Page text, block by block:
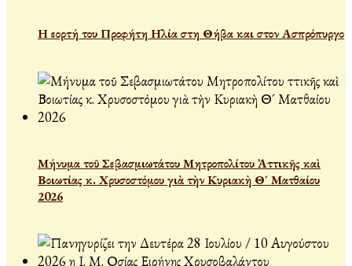
Η εορτή του Προφήτη Ηλία στη Θήβα και στον Ασπρόπυργο
Μήνυμα τοῦ Σεβασμιωτάτου Μητροπολίτου Ἀττικῆς καὶ
Βοιωτίας κ. Χρυσοστόμου γιὰ τὴν Κυριακὴ Θ´ Ματθαίου
2026